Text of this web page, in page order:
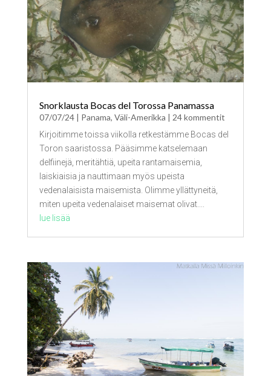
Snorklausta Bocas del Torossa Panamassa
07/07/24| Panama, Väli-Amerikka | 24 kommentit
Kirjoitimme toissa viikolla retkestämme Bocas del
Toron saaristossa. Pääsimme katselemaan
delfiinejä, meritähtiä, upeita rantamaisemia,
laiskiaisia ja nauttimaan myös upeista
vedenalaisista maisemista. Olimme yllättyneitä,
miten upeita vedenalaiset maisemat olivat....
lue lisää